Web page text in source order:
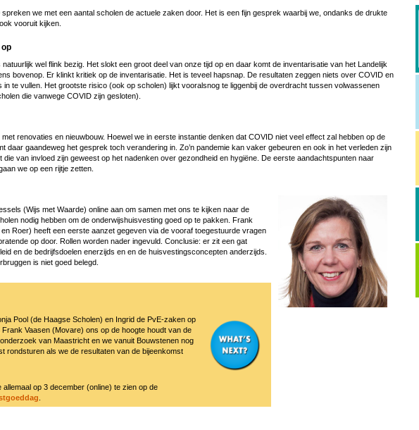
we met een aantal scholen de actuele zaken door. Het is een fijn gesprek waarbij we, ondanks de drukte
vooruit kijken.
wel flink bezig. Het slokt een groot deel van onze tijd op en daar komt de inventarisatie van het Landelijk
bovenop. Er klinkt kritiek op de inventarisatie. Het is teveel hapsnap. De resultaten zeggen niets over COVID en
in te vullen. Het grootste risico (ook op scholen) lijkt vooralsnog te liggenbij de overdracht tussen volwassenen
die vanwege COVID zijn gesloten).
renovaties en nieuwbouw. Hoewel we in eerste instantie denken dat COVID niet veel effect zal hebben op de
daar gaandeweg het gesprek toch verandering in. Zo’n pandemie kan vaker gebeuren en ook in het verleden zijn
die van invloed zijn geweest op het nadenken over gezondheid en hygiëne. De eerste aandachtspunten naar
we op een rijtje zetten.
(Wijs met Waarde) online aan om samen met ons te kijken naar de
nodig hebben om de onderwijshuisvesting goed op te pakken. Frank
Roer) heeft een eerste aanzet gegeven via de vooraf toegestuurde vragen
op door. Rollen worden nader ingevuld. Conclusie: er zit een gat
en de bedrijfsdoelen enerzijds en en de huisvestingsconcepten anderzijds.
is niet goed belegd.
Pool (de Haagse Scholen) en Ingrid de PvE-zaken op
Frank Vaasen (Movare) ons op de hoogte houdt van de
van Maastricht en we vanuit Bouwstenen nog
rondsturen als we de resultaten van de bijeenkomst
allemaal op 3 december (online) te zien op de